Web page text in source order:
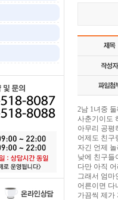
2남 1녀중
사춘기이도
아무리 공평
어제도 친구
자긴 언제
낮에 친구들
다만 아직
그래서 엄마
어른이면 다
가끔씩 제가